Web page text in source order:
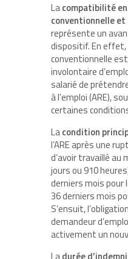
Lacompatibilité
conventionnelle
représente un
dispositif. En
conventionnelle
involontaire
salarié de
à l’emploi (ARE),
certaines
Lacondition
l’ARE après une
d’avoir travaillé au
jours ou 910
derniers mois pour
36 derniers mois
S’ensuit,
demandeur
activement un